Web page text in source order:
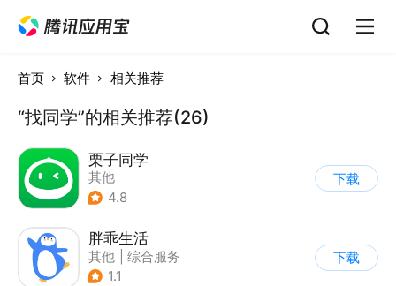
首页 软件 相关推荐
“找同学”的相关推荐(26)
栗子同学
其他
4.8
下载
胖乖生活
其他
综合服务
1.1
下载